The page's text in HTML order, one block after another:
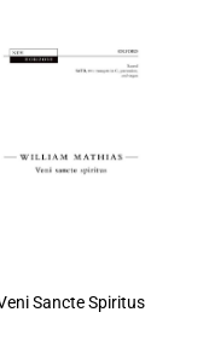
Sancte Spiritus